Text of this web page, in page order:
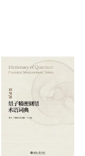
、AFTEE